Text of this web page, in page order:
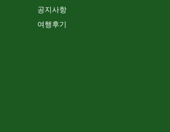
공지사항
여행후기